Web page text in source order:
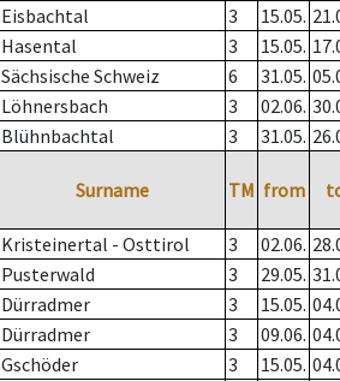
Eisbachtal 3 15.05.
Hasental 3 15.05.
Sächsische Schweiz 6 31.05.
Löhnersbach 3 02.06.
Blühnbachtal 3 31.05.
Surname TM from
Kristeinertal - Osttirol 3 02.06.
Pusterwald 3 29.05.
Dürradmer 3 15.05.
Dürradmer 3 09.06.
Gschöder 3 15.05.